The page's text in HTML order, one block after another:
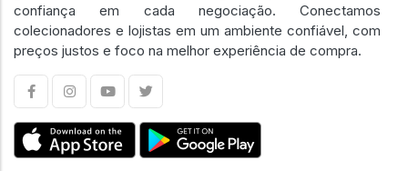
confiança em cada negociação. Conectamos
colecionadores e lojistas em um ambiente confiável, com
preços justos e foco na melhor experiência de compra.